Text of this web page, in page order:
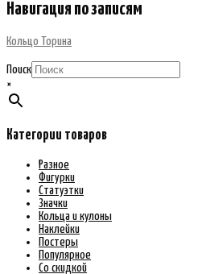
Навигация по записям
Кольцо Торина
Поиск
×
Категории товаров
Разное
Фигурки
Статуэтки
Значки
Кольца и кулоны
Наклейки
Постеры
Популярное
Со скидкой